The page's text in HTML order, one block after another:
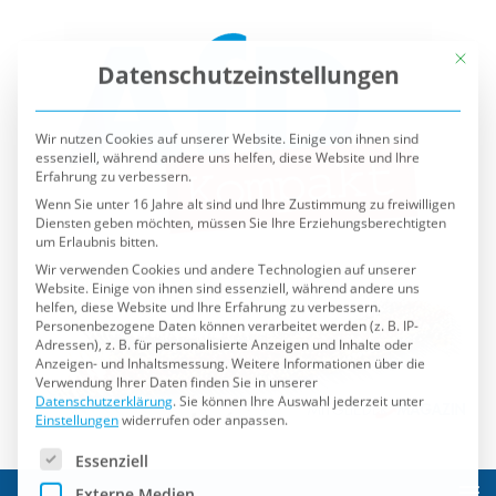
Wir nutzen Cookies auf unserer Website. Einige von ihnen sind
essenziell, während andere uns helfen, diese Website und Ihre
Erfahrung zu verbessern.
Wenn Sie unter 16 Jahre alt sind und Ihre Zustimmung zu freiwilligen
Diensten geben möchten, müssen Sie Ihre Erziehungsberechtigten
um Erlaubnis bitten.
Wir verwenden Cookies und andere Technologien auf unserer
Website. Einige von ihnen sind essenziell, während andere uns
helfen, diese Website und Ihre Erfahrung zu verbessern.
Personenbezogene Daten können verarbeitet werden (z. B. IP-
Adressen), z. B. für personalisierte Anzeigen und Inhalte oder
Anzeigen- und Inhaltsmessung.Weitere Informationen über die
Verwendung Ihrer Daten finden Sie in unserer
Datenschutzerklärung. Sie können Ihre Auswahl jederzeit unter
Einstellungenwiderrufen oder anpassen.
Es folgt eine Liste der Service-Gruppen, für die eine
Externe Medien